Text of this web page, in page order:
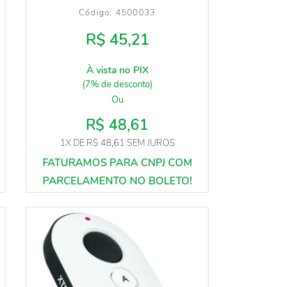
Código: 4500033
R$ 45,21
À vista no PIX
(7% de desconto)
Ou
R$ 48,61
1XDE R$ 48,61 SEM JUROS